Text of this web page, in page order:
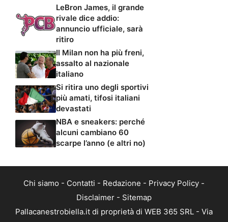
LeBron James, il grande
rivale dice addio:
annuncio ufficiale, sarà
ritiro
Il Milan non ha più freni,
assalto al nazionale
italiano
Si ritira uno degli sportivi
più amati, tifosi italiani
devastati
NBA e sneakers: perché
alcuni cambiano 60
scarpe l’anno (e altri no)
Chi siamo - Contatti - Redazione - Privacy Policy -
Disclaimer - Sitemap
Pallacanestrobiella.it di proprietà di WEB 365 SRL - Via